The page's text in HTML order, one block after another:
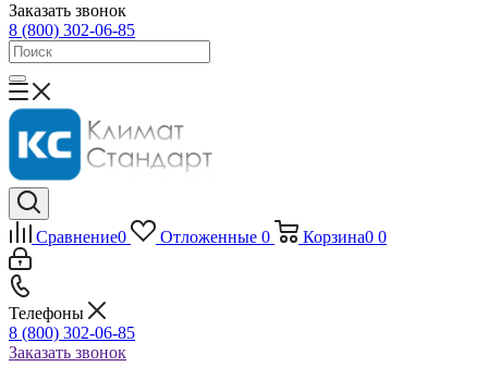
Заказать звонок
8 (800) 302-06-85
Сравнение0 Отложенные 0 Корзина0 0
Телефоны
8 (800) 302-06-85
Заказать звонок